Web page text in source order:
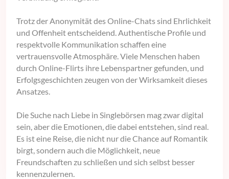
Trotz der Anonymität des Online-Chats sind Ehrlichkeit
und Offenheit entscheidend. Authentische Profile und
respektvolle Kommunikation schaffen eine
vertrauensvolle Atmosphäre. Viele Menschen haben
durch Online-Flirts ihre Lebenspartner gefunden, und
Erfolgsgeschichten zeugen von der Wirksamkeit dieses
Ansatzes.
Die Suche nach Liebe in Singlebörsen mag zwar digital
sein, aber die Emotionen, die dabei entstehen, sind real.
Es ist eine Reise, die nicht nur die Chance auf Romantik
birgt, sondern auch die Möglichkeit, neue
Freundschaften zu schließen und sich selbst besser
kennenzulernen.